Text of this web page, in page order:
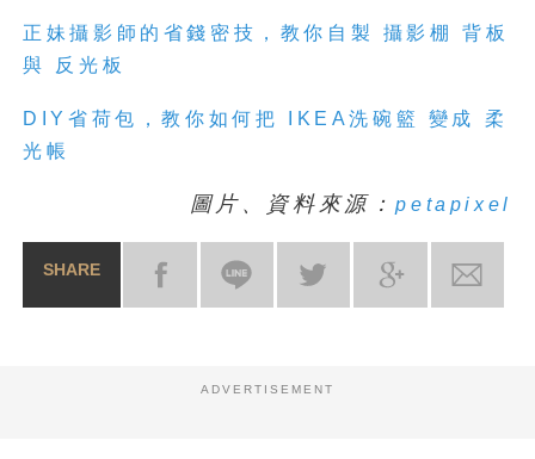
正妹攝影師的省錢密技，教你自製 攝影棚 背板
與 反光板
DIY省荷包，教你如何把 IKEA洗碗籃 變成 柔
光帳
圖片、資料來源：petapixel
SHARE
ADVERTISEMENT